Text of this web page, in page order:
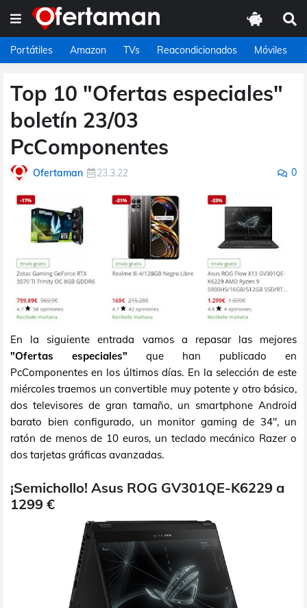
Portátiles Amazon TVs Reacondicionados Móviles
Top 10 "Ofertas especiales"
boletín 23/03
PcComponentes
Ofertaman 23.3.22 0
En la siguiente entrada vamos a repasar las mejores
"Ofertas especiales" que han publicado en
PcComponentes en los últimos días. En la selección de este
miércoles traemos un convertible muy potente y otro básico,
dos televisores de gran tamaño, un smartphone Android
barato bien configurado, un monitor gaming de 34", un
ratón de menos de 10 euros, un teclado mecánico Razer o
dos tarjetas gráficas avanzadas.
¡Semichollo! Asus ROG GV301QE-K6229 a
1299 €